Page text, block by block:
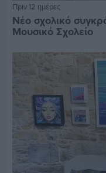
Πριν 12 ημέρες
Νέο σχολικό
Μουσικό Σχολείο